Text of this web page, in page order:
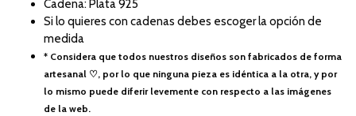
Cadena: Plata 925
Si lo quieres con cadenas debes escoger la opción de
medida
* Considera que todos nuestros diseños son fabricados de forma
artesanal ♡, por lo que ninguna pieza es idéntica a la otra, y por
lo mismo puede diferir levemente con respecto a las imágenes
de la web.